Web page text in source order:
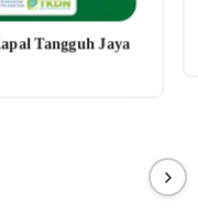
Tangguh Jaya